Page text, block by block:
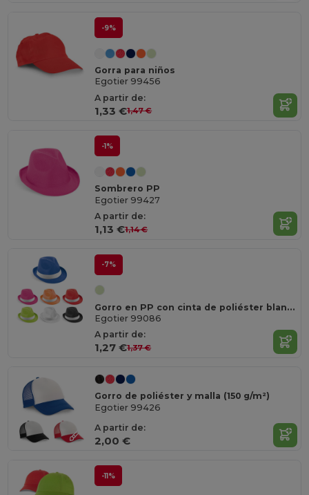
-9%
Gorra para niños
Egotier 99456
A partir de:
1,33 €1,47 €
-1%
Sombrero PP
Egotier 99427
A partir de:
1,13 €1,14 €
-7%
Gorro en PP con cinta de poliéster blanca
Egotier 99086
A partir de:
1,27 €1,37 €
Gorro de poliéster y malla (150 g/m²)
Egotier 99426
A partir de:
2,00 €
-11%